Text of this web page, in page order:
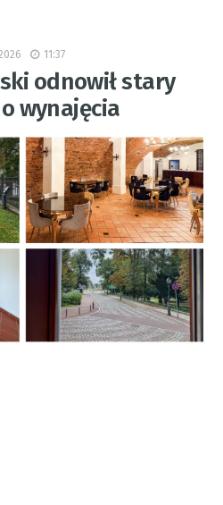
11:37
odnowił stary
wynajęcia